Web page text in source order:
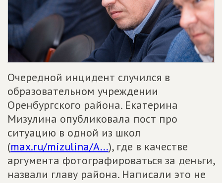
Очередной инцидент случился в
образовательном учреждении
Оренбургского района. Екатерина
Мизулина опубликовала пост про
ситуацию в одной из школ
(max.ru/mizulina/A...), где в качестве
аргумента фотографироваться за деньги,
назвали главу района. Написали это не